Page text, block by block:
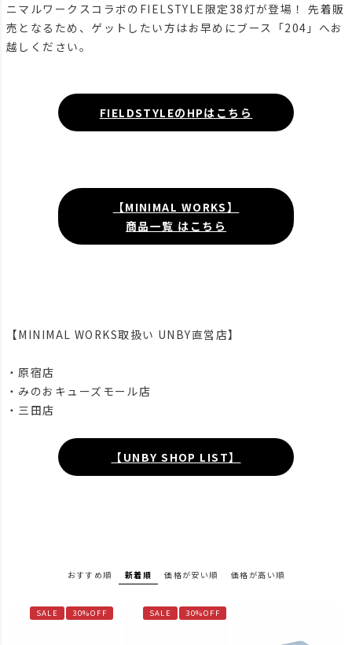
ニマルワークスコラボのFIELSTYLE限定38灯が登場！ 先着販
売となるため、ゲットしたい方はお早めにブース「204」へお
越しください。
FIELDSTYLEのHPはこちら
【MINIMAL WORKS】
商品一覧 はこちら
【MINIMAL WORKS取扱い UNBY直営店】
・原宿店
・みのおキューズモール店
・三田店
【UNBY SHOP LIST】
おすすめ順 新着順 価格が安い順 価格が高い順
SALE 30%OFF SALE 30%OFF